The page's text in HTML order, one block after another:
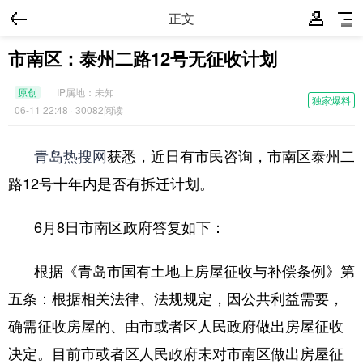
正文
市南区：泰州二路12号无征收计划
独家爆料
原创 IP属地： 未知
06-11 22:48 · 30082阅读
青岛热搜网获悉，近日有市民咨询，市南区泰州二
路12号十年内是否有拆迁计划。
6月8日市南区政府答复如下：
根据《青岛市国有土地上房屋征收与补偿条例》第
五条：根据相关法律、法规规定，因公共利益需要，
确需征收房屋的、由市或者区人民政府做出房屋征收
决定。目前市或者区人民政府未对市南区做出房屋征